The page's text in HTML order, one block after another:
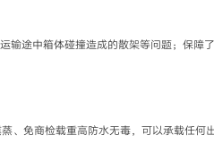
输途中箱体碰撞造成的散架等问题；保障
、免商检载重高防水无毒，可以承载任何